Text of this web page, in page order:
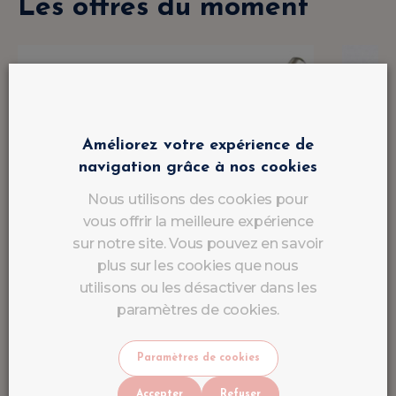
Les offres du moment
Améliorez votre expérience de
navigation grâce à nos cookies
Nous utilisons des cookies pour
vous offrir la meilleure expérience
sur notre site. Vous pouvez en savoir
plus sur les cookies que nous
utilisons ou les désactiver dans les
paramètres de cookies.
Paramètres de cookies